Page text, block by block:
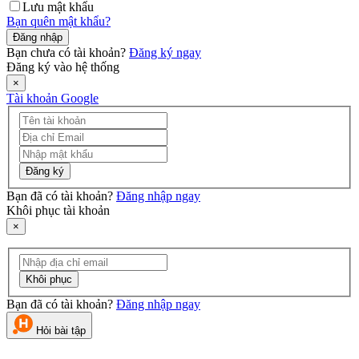
Lưu mật khẩu
Bạn quên mật khẩu?
Đăng nhập
Bạn chưa có tài khoản? Đăng ký ngay
Đăng ký vào hệ thống
×
Tài khoản Google
Đăng ký
Bạn đã có tài khoản? Đăng nhập ngay
Khôi phục tài khoản
×
Khôi phục
Bạn đã có tài khoản? Đăng nhập ngay
Hỏi bài tập